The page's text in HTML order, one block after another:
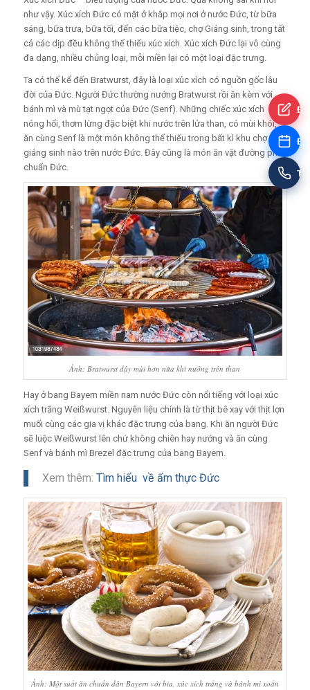
như vậy. Xúc xích Đức có mặt ở khắp mọi nơi ở nước Đức, từ bữa
sáng, bữa trưa, bữa tối, đến các bữa tiệc, chợ Giáng sinh, trong tất
cả các dịp đều không thể thiếu xúc xích. Xúc xích Đức lại vô cùng
đa dạng, nhiều chủng loại, mỗi miền lại có một loại đặc trưng.
Ta có thể kể đến Bratwurst, đây là loại xúc xích có nguồn gốc lâu
đời của Đức. Người Đức thường nướng Bratwurst rồi ăn kèm với
bánh mì và mù tạt ngọt của Đức (Senf). Những chiếc xúc xích
nóng hổi, thơm lừng đặc biệt khi nước trên lửa than, có mùi khói,
ăn cùng Senf là một món không thể thiếu trong bất kì khu chợ
giáng sinh nào trên nước Đức. Đây cũng là món ăn vặt đường phố
chuẩn Đức.
Ảnh: Bratwurst dậy mùi hơn nữa khi nướng trên than
Hay ở bang Bayern miền nam nước Đức còn nổi tiếng với loại xúc
xích trắng Weißwurst. Nguyên liệu chính là từ thịt bê xay với thịt lợn
muối cùng các gia vị khác đặc trưng của bang. Khi ăn người Đức
sẽ luộc Weißwurst lên chứ không chiên hay nướng và ăn cùng
Senf và bánh mì Brezel đặc trưng của bang Bayern.
Xem thêm: Tìm hiểu về ẩm thực Đức
Ảnh: Một suất ăn chuẩn dân Bayern với bia, xúc xích trắng và bánh mì xoắn
Tư